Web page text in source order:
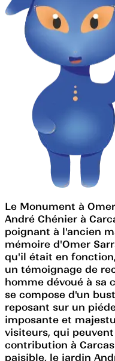
Le Monument à
André Chénier à
poignant à l'ancien
mémoire d'Omer
qu'il était en
un témoignage de
homme dévoué à sa
se compose d'un
reposant sur un
imposante et
visiteurs, qui
contribution à
paisible, le jardin